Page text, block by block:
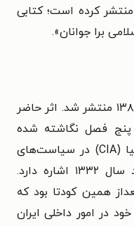
کرده است؛ کتابی
برا جوانان».
در بهار ۱۳۸۱ منتشر شد. اثر حاضر
فصل نگاشته شده
است. این اثر به نقش سازمان سیا (CIA) در سیاست‌های
ایران، به‌ویژه در کودتای ۲۸ مرداد سال ۱۳۳۲ اشاره دارد.
همین کودتا بود که
در امور داخلی ایران